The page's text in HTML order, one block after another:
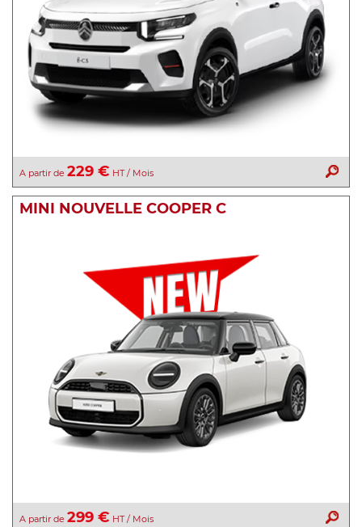
A partir de 229 € HT / Mois
MINI NOUVELLE COOPER C
A partir de 299 € HT / Mois